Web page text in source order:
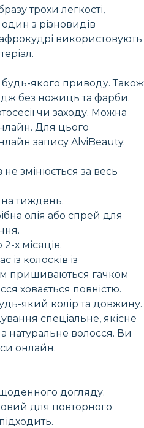
трохи легкості,
з різновидів
використовують
будь-якого приводу. Також
без ножиць та фарби.
чи заходу. Можна
Для цього
запису AlviBeauty.
не змінюється за весь
тиждень.
олія або спрей для
х місяців.
із колосків із
пришиваються гачком
ховається повністю.
який колір та довжину.
спеціальне, якісне
натуральне волосся. Ви
онлайн.
догляду.
для повторного